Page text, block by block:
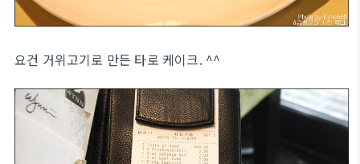
요건 거위고기로 만든 타로 케이크. ^^